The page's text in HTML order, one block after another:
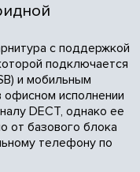
с поддержкой
подключается
и мобильным
офисном исполнении
DECT, однако ее
от базового блока
телефону по